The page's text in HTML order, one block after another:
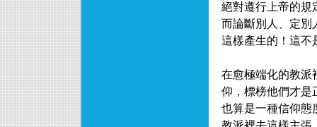
絕對遵行上帝的規
而論斷別人、定別
這樣產生的！這不
在愈極端化的教派
仰，標榜他們才是
也算是一種信仰態